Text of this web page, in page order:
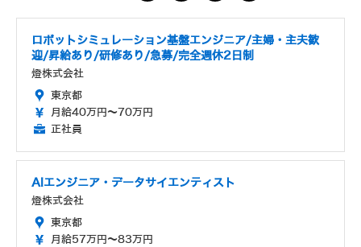
ロボットシミュレーション基盤エンジニア/主婦・主夫歓
迎/昇給あり/研修あり/急募/完全週休2日制
燈株式会社
東京都
月給40万円～70万円
正社員
AIエンジニア・データサイエンティスト
燈株式会社
東京都
月給57万円～83万円